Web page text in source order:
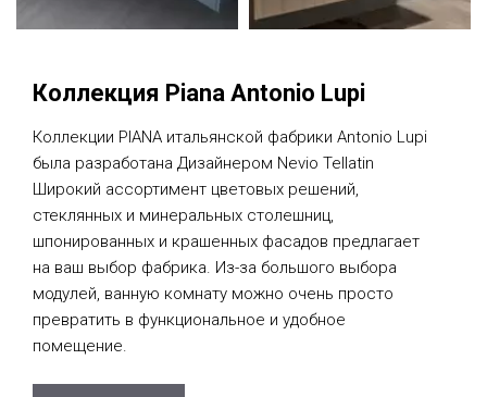
Коллекция Piana Antonio Lupi
Коллекции PIANA итальянской фабрики Antonio Lupi
была разработана Дизайнером Nevio Tellatin
Широкий ассортимент цветовых решений,
стеклянных и минеральных столешниц,
шпонированных и крашенных фасадов предлагает
на ваш выбор фабрика. Из-за большого выбора
модулей, ванную комнату можно очень просто
превратить в функциональное и удобное
помещение.